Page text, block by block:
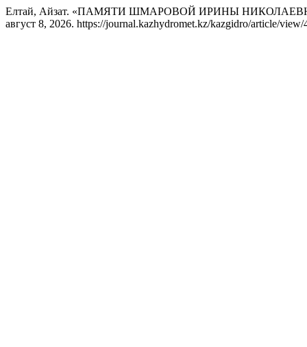
Елтай, Айзат. «ПАМЯТИ ШМАРОВОЙ ИРИНЫ
август 8, 2026. https://journal.kazhydromet.kz/kazgidro/article/view/